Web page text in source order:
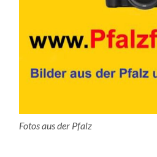
Fotos aus der Pfalz